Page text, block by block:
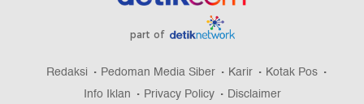
part of
Redaksi Pedoman Media Siber Karir
Kotak Pos
Info Iklan
Privacy Policy Disclaimer